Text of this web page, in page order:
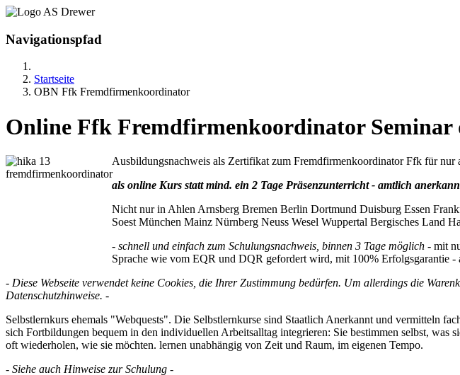
Navigationspfad
Startseite
OBN Ffk Fremdfirmenkoordinator
Online Ffk Fremdfirmenkoordinator Seminar
Ausbildungsnachweis als Zertifikat zum Fremdfirmenkoordinator Ffk für nur
als online Kurs statt mind. ein 2 Tage Präsenzunterricht - amtlich
Nicht nur in Ahlen Arnsberg Bremen Berlin Dortmund Duisburg Essen
Soest München Mainz Nürnberg Neuss Wesel Wuppertal Bergisches Land
- schnell und einfach zum Schulungsnachweis, binnen 3 Tage möglich - mit
Sprache wie vom EQR und DQR gefordert wird, mit 100% Erfolgsgarantie
- Diese Webseite verwendet keine Cookies, die Ihrer Zustimmung bedürfen. Um allerdings die
Datenschutzhinweise. -
Selbstlernkurs ehemals "Webquests". Die Selbstlernkurse sind Staatlich Anerkannt und vermitteln
sich Fortbildungen bequem in den individuellen Arbeitsalltag integrieren: Sie bestimmen selbst,
oft wiederholen, wie sie möchten. lernen unabhängig von Zeit und Raum, im eigenen Tempo.
- Siehe auch Hinweise zur Schulung -